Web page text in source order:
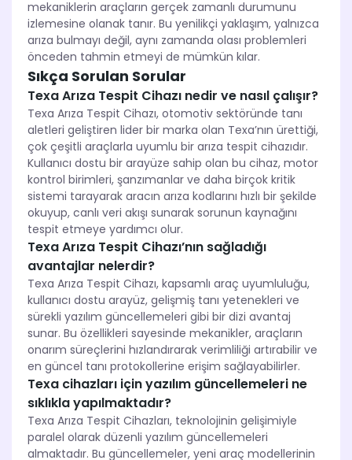
mekaniklerin araçların gerçek zamanlı durumunu
izlemesine olanak tanır. Bu yenilikçi yaklaşım, yalnızca
arıza bulmayı değil, aynı zamanda olası problemleri
önceden tahmin etmeyi de mümkün kılar.
Sıkça Sorulan Sorular
Texa Arıza Tespit Cihazı nedir ve nasıl çalışır?
Texa Arıza Tespit Cihazı, otomotiv sektöründe tanı
aletleri geliştiren lider bir marka olan Texa’nın ürettiği,
çok çeşitli araçlarla uyumlu bir arıza tespit cihazıdır.
Kullanıcı dostu bir arayüze sahip olan bu cihaz, motor
kontrol birimleri, şanzımanlar ve daha birçok kritik
sistemi tarayarak aracın arıza kodlarını hızlı bir şekilde
okuyup, canlı veri akışı sunarak sorunun kaynağını
tespit etmeye yardımcı olur.
Texa Arıza Tespit Cihazı’nın sağladığı
avantajlar nelerdir?
Texa Arıza Tespit Cihazı, kapsamlı araç uyumluluğu,
kullanıcı dostu arayüz, gelişmiş tanı yetenekleri ve
sürekli yazılım güncellemeleri gibi bir dizi avantaj
sunar. Bu özellikleri sayesinde mekanikler, araçların
onarım süreçlerini hızlandırarak verimliliği artırabilir ve
en güncel tanı protokollerine erişim sağlayabilirler.
Texa cihazları için yazılım güncellemeleri ne
sıklıkla yapılmaktadır?
Texa Arıza Tespit Cihazları, teknolojinin gelişimiyle
paralel olarak düzenli yazılım güncellemeleri
almaktadır. Bu güncellemeler, yeni araç modellerinin